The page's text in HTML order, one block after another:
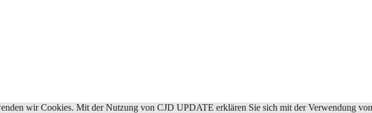
wir Cookies. Mit der Nutzung von CJD UPDATE erklären Sie sich mit der Verwendung